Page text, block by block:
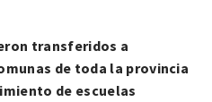
transferidos a
de toda la provincia
de escuelas